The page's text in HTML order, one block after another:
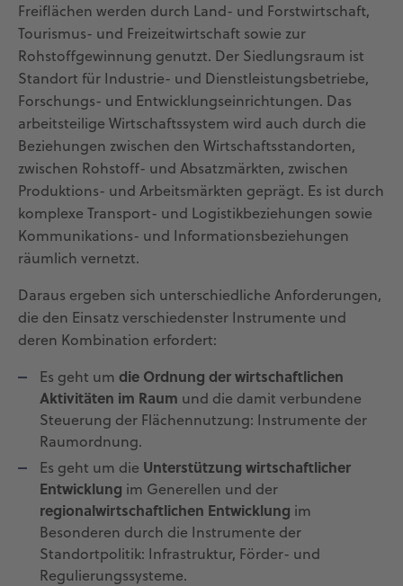
Freiflächen werden durch Land- und Forstwirtschaft,
Tourismus- und Freizeitwirtschaft sowie zur
Rohstoffgewinnung genutzt. Der Siedlungsraum ist
Standort für Industrie- und Dienstleistungsbetriebe,
Forschungs- und Entwicklungseinrichtungen. Das
arbeitsteilige Wirtschaftssystem wird auch durch die
Beziehungen zwischen den Wirtschaftsstandorten,
zwischen Rohstoff- und Absatzmärkten, zwischen
Produktions- und Arbeitsmärkten geprägt. Es ist durch
komplexe Transport- und Logistikbeziehungen sowie
Kommunikations- und Informationsbeziehungen
räumlich vernetzt.
Daraus ergeben sich unterschiedliche Anforderungen,
die den Einsatz verschiedenster Instrumente und
deren Kombination erfordert:
Es geht um die Ordnung der wirtschaftlichen
Aktivitäten im Raum und die damit verbundene
Steuerung der Flächennutzung: Instrumente der
Raumordnung.
Es geht um die Unterstützung wirtschaftlicher
Entwicklung im Generellen und der
regionalwirtschaftlichen Entwicklung im
Besonderen durch die Instrumente der
Standortpolitik: Infrastruktur, Förder- und
Regulierungssysteme.